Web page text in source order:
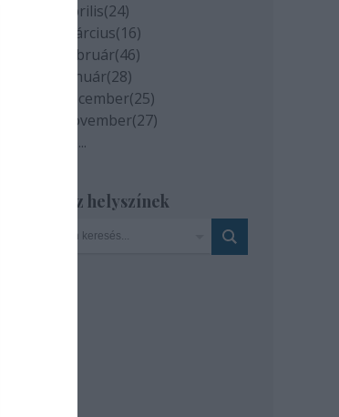
2020 április(24)
2020 március(16)
2020 február(46)
2020 január(28)
2019 december(25)
2019 november(27)
...
Szinház helyszínek